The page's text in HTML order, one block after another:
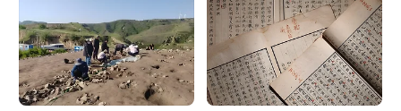
똑같은 이유가 그것이다. 독일 사람들이 열라 영어를 잘하
는 이유는 딴 게 없다. 방언 관계이기 때문이다. 위선 같은
단어가 천지빼까리라 파더 파터..